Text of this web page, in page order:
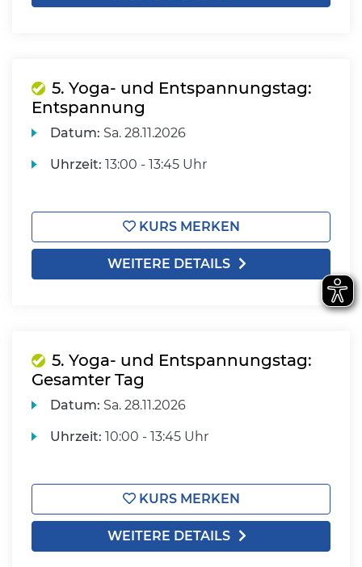
5. Yoga- und Entspannungstag:
Entspannung
Datum: Sa. 28.11.2026
Uhrzeit: 13:00 - 13:45 Uhr
KURS MERKEN
WEITERE DETAILS
5. Yoga- und Entspannungstag:
Gesamter Tag
Datum: Sa. 28.11.2026
Uhrzeit: 10:00 - 13:45 Uhr
KURS MERKEN
WEITERE DETAILS